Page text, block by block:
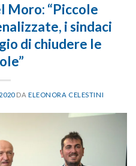
Moro: “Piccole
i sindaci
di chiudere le
DA ELEONORA CELESTINI